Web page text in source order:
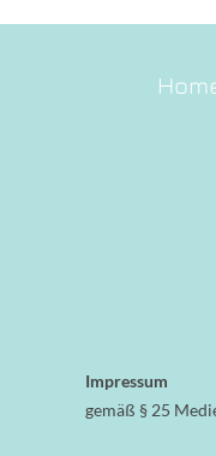
Impressum
gemäß § 25